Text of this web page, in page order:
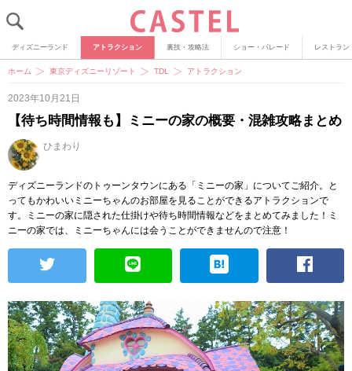
ディズニーランド アトラクション 裏技・攻略法 ショー・パレード レストラン
ホーム 東京ディズニーリゾート TDL アトラクション
2023年10月21日
【待ち時間情報も】ミニーの家の概要・混雑攻略まとめ
ひまわり
ディズニーランドのトゥーンタウンにある「ミニーの家」についてご紹介。と
ってもかわいいミニーちゃんのお部屋を見ることができるアトラクションで
す。ミニーの家に隠された仕掛けや待ち時間情報などをまとめてみました！ミ
ニーの家では、ミニーちゃんには会うことができませんので注意！